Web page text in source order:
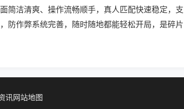
简洁清爽、操作流畅顺手，真人匹配快速稳定，支
防作弊系统完善，随时随地都能轻松开局，是碎片
讯网站地图